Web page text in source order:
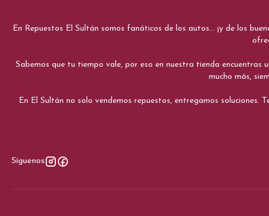
En Repuestos El Sultán somos fanáticos de los autos... ¡y de los
Sabemos que tu tiempo vale, por eso en nuestra tienda encuentras
mucho más,
En El Sultán no solo vendemos repuestos, entregamos
Síguenos